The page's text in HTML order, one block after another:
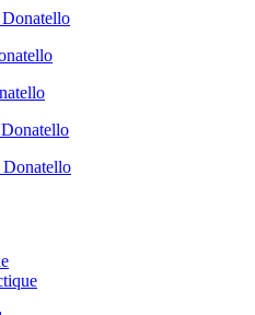
Donatello
Donatello